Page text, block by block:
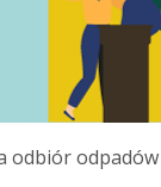
odbiór